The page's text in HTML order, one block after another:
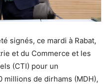
signés, ce mardi à Rabat,
et du Commerce et les
(CTI) pour un
de dirhams (MDH),